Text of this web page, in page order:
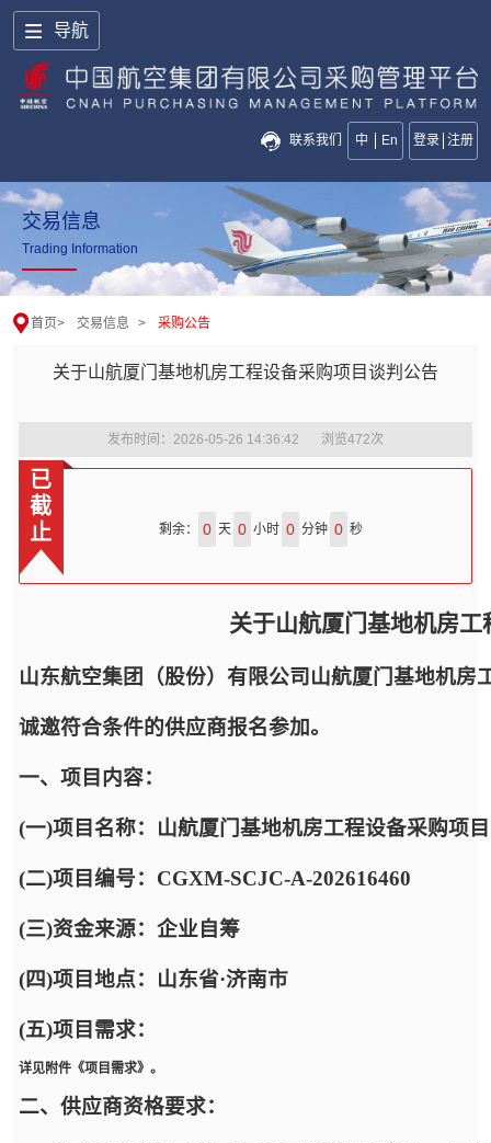
导航
联系我们 中 En 登录 注册
交易信息
Trading Information
首页> 交易信息 > 采购公告
关于山航厦门基地机房工程设备采购项目谈判公告
发布时间：2026-05-26 14:36:42 浏览472次
已
截
止
剩余： 0 天 0 小时 0 分钟 0 秒
关于山航厦门基地机房
山东航空集团（股份）有限公司山航厦门基地机
诚邀符合条件的供应商报名参加。
一、项目内容：
(一)项目名称：山航厦门基地机房工程设备采购项目
(二)项目编号：CGXM-SCJC-A-202616460
(三)资金来源：企业自筹
(四)项目地点：山东省·济南市
(五)项目需求：
详见附件《项目需求》。
二、供应商资格要求：